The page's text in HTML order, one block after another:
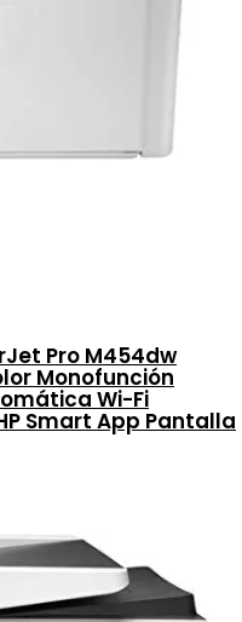
Pro M454dw
Monofunción
Wi-Fi
Smart App Pantalla